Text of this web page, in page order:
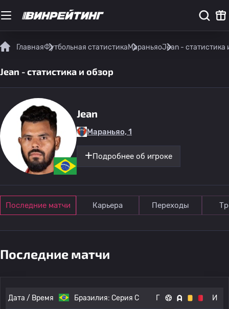
ГлавнаяФутбольная статистикаМараньяоJean - статистика
Jean - статистика и обзор
Jean
Мараньяо, 1
Подробнее об игроке
Последние матчи Карьера Переходы
Последние матчи
Дата / Время Бразилия: Серия C Г И